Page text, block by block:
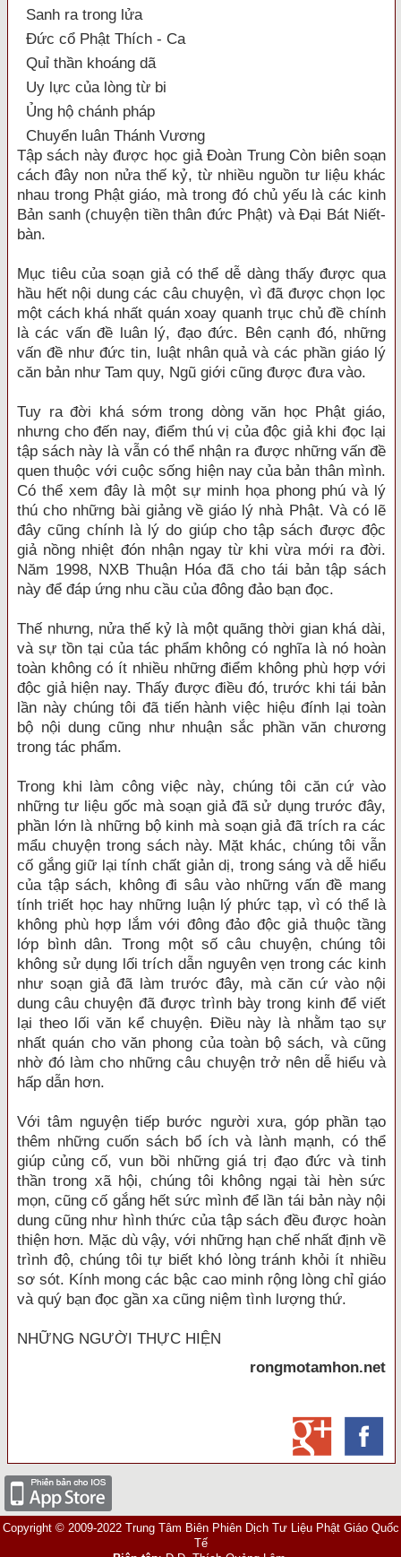
Sanh ra trong lửa
Đức cổ Phật Thích - Ca
Quỉ thần khoáng dã
Uy lực của lòng từ bi
Ủng hộ chánh pháp
Chuyển luân Thánh Vương
Tập sách này được học giả Đoàn Trung Còn biên soạn
cách đây non nửa thế kỷ, từ nhiều nguồn tư liệu khác
nhau trong Phật giáo, mà trong đó chủ yếu là các kinh
Bản sanh (chuyện tiền thân đức Phật) và Đại Bát Niết-
bàn.
Mục tiêu của soạn giả có thể dễ dàng thấy được qua
hầu hết nội dung các câu chuyện, vì đã được chọn lọc
một cách khá nhất quán xoay quanh trục chủ đề chính
là các vấn đề luân lý, đạo đức. Bên cạnh đó, những
vấn đề như đức tin, luật nhân quả và các phần giáo lý
căn bản như Tam quy, Ngũ giới cũng được đưa vào.
Tuy ra đời khá sớm trong dòng văn học Phật giáo,
nhưng cho đến nay, điểm thú vị của độc giả khi đọc lại
tập sách này là vẫn có thể nhận ra được những vấn đề
quen thuộc với cuộc sống hiện nay của bản thân mình.
Có thể xem đây là một sự minh họa phong phú và lý
thú cho những bài giảng về giáo lý nhà Phật. Và có lẽ
đây cũng chính là lý do giúp cho tập sách được độc
giả nồng nhiệt đón nhận ngay từ khi vừa mới ra đời.
Năm 1998, NXB Thuận Hóa đã cho tái bản tập sách
này để đáp ứng nhu cầu của đông đảo bạn đọc.
Thế nhưng, nửa thế kỷ là một quãng thời gian khá dài,
và sự tồn tại của tác phẩm không có nghĩa là nó hoàn
toàn không có ít nhiều những điểm không phù hợp với
độc giả hiện nay. Thấy được điều đó, trước khi tái bản
lần này chúng tôi đã tiến hành việc hiệu đính lại toàn
bộ nội dung cũng như nhuận sắc phần văn chương
trong tác phẩm.
Trong khi làm công việc này, chúng tôi căn cứ vào
những tư liệu gốc mà soạn giả đã sử dụng trước đây,
phần lớn là những bộ kinh mà soạn giả đã trích ra các
mẩu chuyện trong sách này. Mặt khác, chúng tôi vẫn
cố gắng giữ lại tính chất giản dị, trong sáng và dễ hiểu
của tập sách, không đi sâu vào những vấn đề mang
tính triết học hay những luận lý phức tạp, vì có thể là
không phù hợp lắm với đông đảo độc giả thuộc tầng
lớp bình dân. Trong một số câu chuyện, chúng tôi
không sử dụng lối trích dẫn nguyên vẹn trong các kinh
như soạn giả đã làm trước đây, mà căn cứ vào nội
dung câu chuyện đã được trình bày trong kinh để viết
lại theo lối văn kể chuyện. Điều này là nhằm tạo sự
nhất quán cho văn phong của toàn bộ sách, và cũng
nhờ đó làm cho những câu chuyện trở nên dễ hiểu và
hấp dẫn hơn.
Với tâm nguyện tiếp bước người xưa, góp phần tạo
thêm những cuốn sách bổ ích và lành mạnh, có thể
giúp củng cố, vun bồi những giá trị đạo đức và tinh
thần trong xã hội, chúng tôi không ngại tài hèn sức
mọn, cũng cố gắng hết sức mình để lần tái bản này nội
dung cũng như hình thức của tập sách đều được hoàn
thiện hơn. Mặc dù vậy, với những hạn chế nhất định về
trình độ, chúng tôi tự biết khó lòng tránh khỏi ít nhiều
sơ sót. Kính mong các bậc cao minh rộng lòng chỉ giáo
và quý bạn đọc gần xa cũng niệm tình lượng thứ.
NHỮNG NGƯỜI THỰC HIỆN
rongmotamhon.net
Copyright © 2009-2022 Trung Tâm Biên Phiên Dịch Tư Liệu Phật Giáo Quốc
Tế